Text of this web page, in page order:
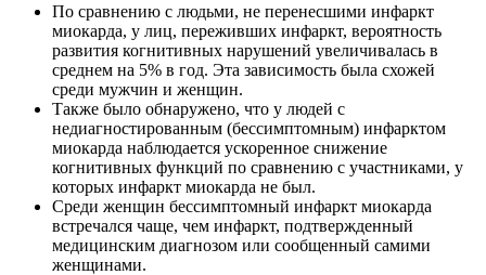
По сравнению с людьми, не перенесшими инфаркт
миокарда, у лиц, переживших инфаркт, вероятность
развития когнитивных нарушений увеличивалась в
среднем на 5% в год. Эта зависимость была схожей
среди мужчин и женщин.
Также было обнаружено, что у людей с
недиагностированным (бессимптомным) инфарктом
миокарда наблюдается ускоренное снижение
когнитивных функций по сравнению с участниками, у
которых инфаркт миокарда не был.
Среди женщин бессимптомный инфаркт миокарда
встречался чаще, чем инфаркт, подтвержденный
медицинским диагнозом или сообщенный самими
женщинами.